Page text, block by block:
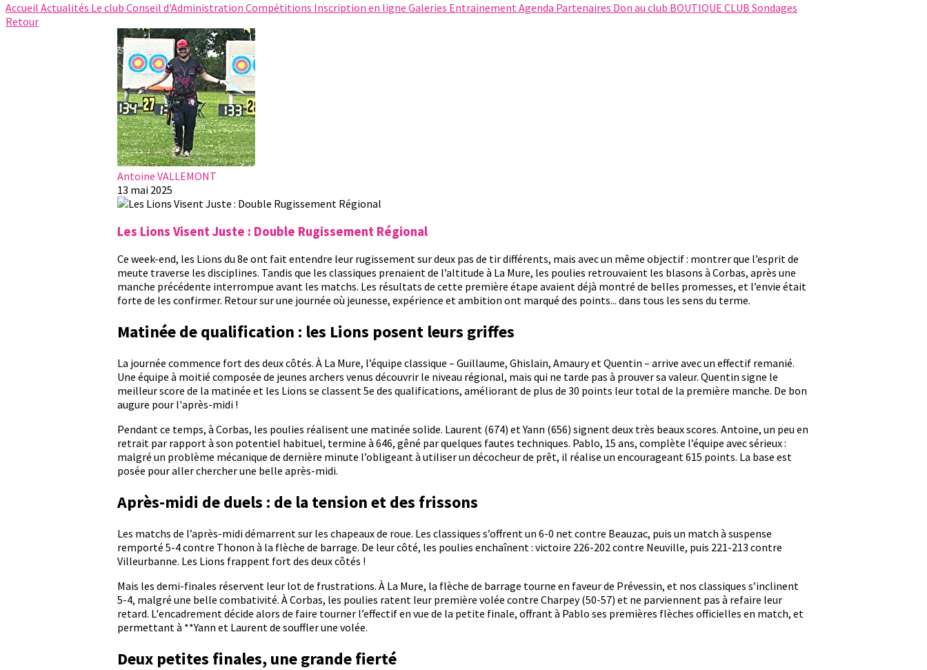
Accueil Actualités Le club Conseil d'Administration Compétitions Inscription en ligne Galeries EntrainementAgenda Partenaires Don au club BOUTIQUE CLUB Sondages
Retour
Antoine VALLEMONT
13 mai 2025
Les Lions Visent Juste : Double Rugissement Régional
Ce week-end, les Lions du 8e ont fait entendre leur rugissement sur deux pas de tir différents, mais avec un même objectif : montrer que l’esprit de
meute traverse les disciplines. Tandis que les classiques prenaient de l’altitude à La Mure, les poulies retrouvaient les blasons à Corbas, après une
manche précédente interrompue avant les matchs. Les résultats de cette première étape avaient déjà montré de belles promesses, et l’envie était
forte de les confirmer. Retour sur une journée où jeunesse, expérience et ambition ont marqué des points... dans tous les sens du terme.
Matinée de qualification : les Lions posent leurs griffes
La journée commence fort des deux côtés. À La Mure, l’équipe classique – Guillaume, Ghislain, Amaury et Quentin – arrive avec un effectif remanié.
Une équipe à moitié composée de jeunes archers venus découvrir le niveau régional, mais qui ne tarde pas à prouver sa valeur. Quentin signe le
meilleur score de la matinée et les Lions se classent 5e des qualifications, améliorant de plus de 30 points leur total de la première manche. De bon
augure pour l'après-midi !
Pendant ce temps, à Corbas, les poulies réalisent une matinée solide. Laurent (674) et Yann (656) signent deux très beaux scores. Antoine, un peu en
retrait par rapport à son potentiel habituel, termine à 646, gêné par quelques fautes techniques. Pablo, 15 ans, complète l’équipe avec sérieux :
malgré un problème mécanique de dernière minute l’obligeant à utiliser un décocheur de prêt, il réalise un encourageant 615 points. La base est
posée pour aller chercher une belle après-midi.
Après-midi de duels : de la tension et des frissons
Les matchs de l’après-midi démarrent sur les chapeaux de roue. Les classiques s’offrent un 6-0 net contre Beauzac, puis un match à suspense
remporté 5-4 contre Thonon à la flèche de barrage. De leur côté, les poulies enchaînent : victoire 226-202 contre Neuville, puis 221-213 contre
Villeurbanne. Les Lions frappent fort des deux côtés !
Mais les demi-finales réservent leur lot de frustrations. À La Mure, la flèche de barrage tourne en faveur de Prévessin, et nos classiques s’inclinent
5-4, malgré une belle combativité. À Corbas, les poulies ratent leur première volée contre Charpey (50-57) et ne parviennent pas à refaire leur
retard. L'encadrement décide alors de faire tourner l’effectif en vue de la petite finale, offrant à Pablo ses premières flèches officielles en match, et
permettant à **Yann et Laurent de souffler une volée.
Deux petites finales, une grande fierté